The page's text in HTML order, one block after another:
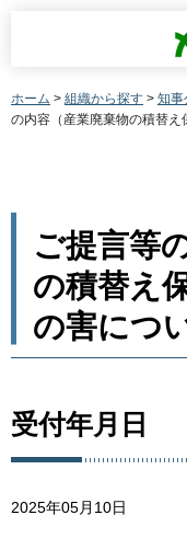
ホーム > 組織から探す > 知事
の内容（産業廃棄物の積替え
ご提言等
の積替え
の害につ
受付年月日
2025年05月10日